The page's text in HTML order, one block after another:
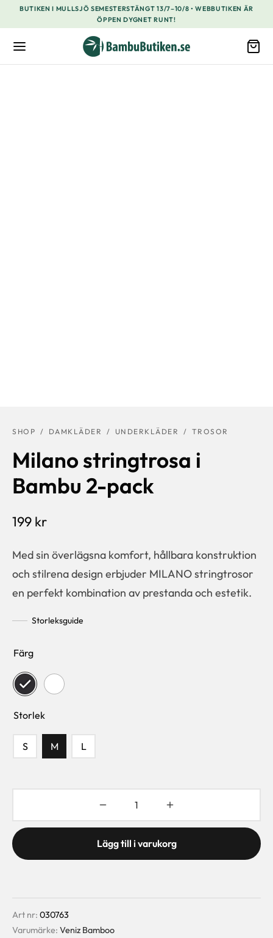
BUTIKEN I MULLSJÖ SEMESTERSTÄNGT 13/7–10/8 • WEBBUTIKEN ÄR
ÖPPEN DYGNET RUNT!
SHOP / DAMKLÄDER / UNDERKLÄDER / TROSOR
Milano stringtrosa i
Bambu 2-pack
199 kr
Med sin överlägsna komfort, hållbara konstruktion
och stilrena design erbjuder MILANO stringtrosor
en perfekt kombination av prestanda och estetik.
Storleksguide
Färg
Storlek
S M L
Lägg till i varukorg
Art nr: 030763
Varumärke: Veniz Bamboo